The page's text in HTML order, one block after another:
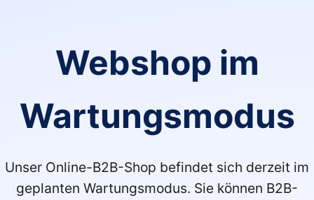
Webshop im
Wartungsmodus
Unser Online-B2B-Shop befindet sich derzeit im
geplanten Wartungsmodus. Sie können B2B-